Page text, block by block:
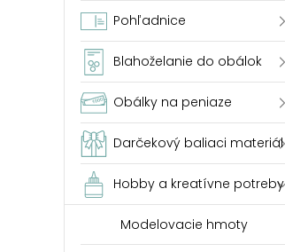
Pohľadnice
Blahoželanie do obálok
Obálky na peniaze
Darčekový baliaci materiál
Hobby a kreatívne potreby
Modelovacie hmoty